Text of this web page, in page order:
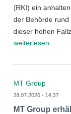
(RKI) ein
der Behörde
dieser hohen
weiterlesen
MT Group
28.07.2026 - 14:37
MT Group